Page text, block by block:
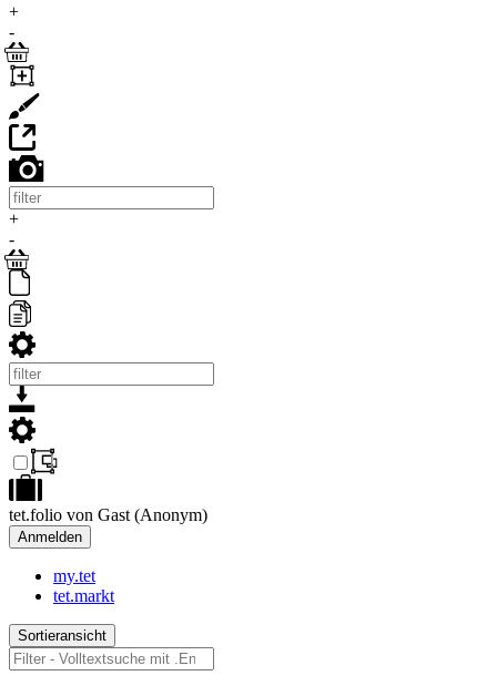
+
-
+
-
tet.folio von Gast (Anonym)
Anmelden
my.tet
tet.markt
Sortieransicht